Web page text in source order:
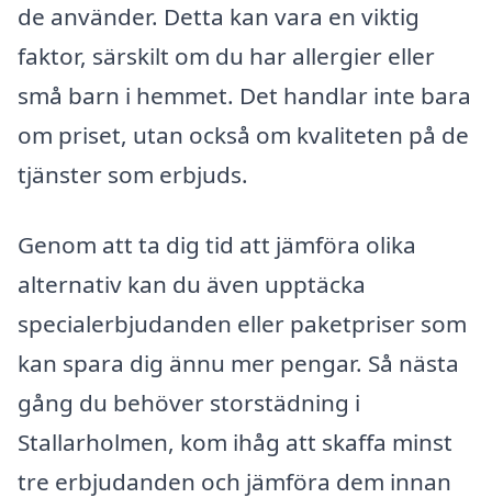
de använder. Detta kan vara en viktig
faktor, särskilt om du har allergier eller
små barn i hemmet. Det handlar inte bara
om priset, utan också om kvaliteten på de
tjänster som erbjuds.
Genom att ta dig tid att jämföra olika
alternativ kan du även upptäcka
specialerbjudanden eller paketpriser som
kan spara dig ännu mer pengar. Så nästa
gång du behöver storstädning i
Stallarholmen, kom ihåg att skaffa minst
tre erbjudanden och jämföra dem innan